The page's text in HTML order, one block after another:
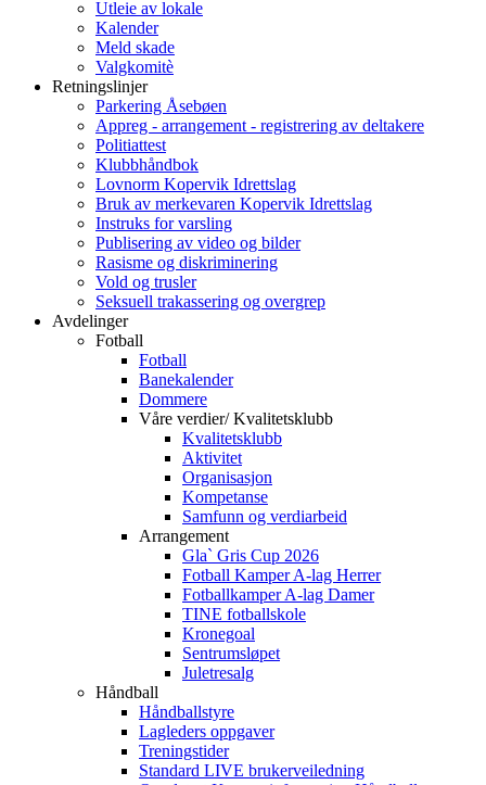
Utleie av lokale
Kalender
Meld skade
Valgkomitè
Retningslinjer
Parkering Åsebøen
Appreg - arrangement - registrering av deltakere
Politiattest
Klubbhåndbok
Lovnorm Kopervik Idrettslag
Bruk av merkevaren Kopervik Idrettslag
Instruks for varsling
Publisering av video og bilder
Rasisme og diskriminering
Vold og trusler
Seksuell trakassering og overgrep
Avdelinger
Fotball
Fotball
Banekalender
Dommere
Våre verdier/ Kvalitetsklubb
Kvalitetsklubb
Aktivitet
Organisasjon
Kompetanse
Samfunn og verdiarbeid
Arrangement
Gla` Gris Cup 2026
Fotball Kamper A-lag Herrer
Fotballkamper A-lag Damer
TINE fotballskole
Kronegoal
Sentrumsløpet
Juletresalg
Håndball
Håndballstyre
Lagleders oppgaver
Treningstider
Standard LIVE brukerveiledning